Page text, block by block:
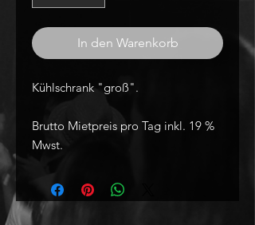
In den Warenkorb
Kühlschrank "groß".
Brutto Mietpreis pro Tag inkl. 19 %
Mwst.